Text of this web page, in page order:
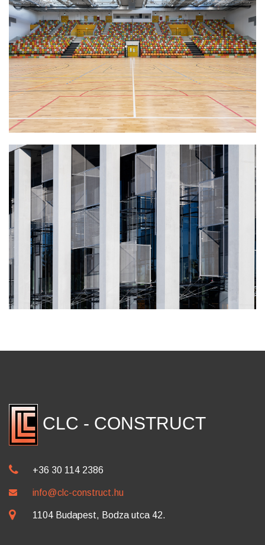
CLC - CONSTRUCT
+36 30 114 2386
info@clc-construct.hu
1104 Budapest, Bodza utca 42.